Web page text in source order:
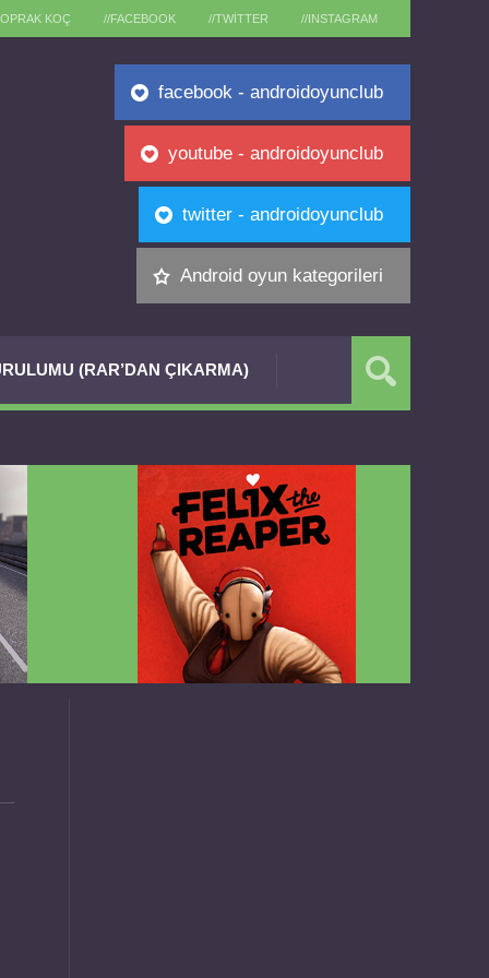
KOÇ //FACEBOOK //TWITTER //INSTAGRAM
facebook - androidoyunclub
youtube - androidoyunclub
twitter - androidoyunclub
Android oyun kategorileri
(RAR’DAN ÇIKARMA)